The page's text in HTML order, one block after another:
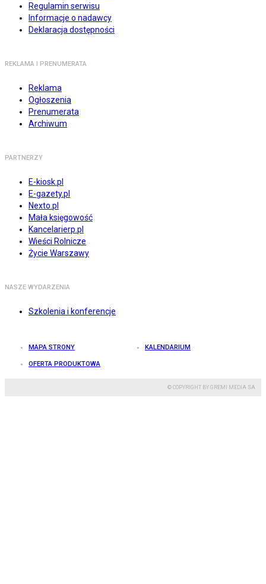
Regulamin serwisu
Informacje o nadawcy
Deklaracja dostępności
REKLAMA I PRENUMERATA
Reklama
Ogłoszenia
Prenumerata
Archiwum
PARTNERZY
E-kiosk.pl
E-gazety.pl
Nexto.pl
Mała księgowość
Kancelarierp.pl
Wieści Rolnicze
Życie Warszawy
NASZE WYDARZENIA
Szkolenia i konferencje
MAPA STRONY KALENDARIUM
OFERTA PRODUKTOWA
© COPYRIGHT BY GREMI MEDIA SA